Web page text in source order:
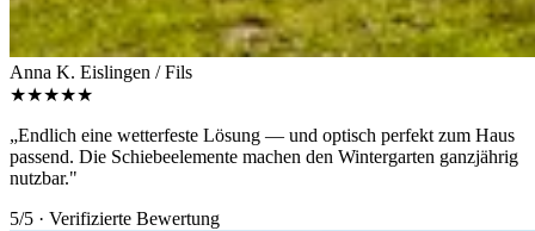
Anna K. Eislingen / Fils
★★★★★
„Endlich eine wetterfeste Lösung — und optisch perfekt zum Haus
passend. Die Schiebeelemente machen den Wintergarten ganzjährig
nutzbar."
5/5 · Verifizierte Bewertung